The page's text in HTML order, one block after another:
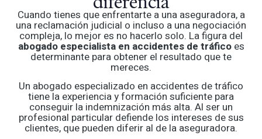
Cuando tienes que enfrentarte a una aseguradora, a
una reclamación judicial o incluso a una negociación
compleja, lo mejor es no hacerlo solo. La figura del
abogado especialista en accidentes de tráficoes
determinante para obtener el resultado que te
mereces.
Un abogado especializado en accidentes de tráfico
tiene la experiencia y formación suficiente para
conseguir la indemnización más alta. Al ser un
profesional particular defiende los intereses de sus
clientes, que pueden diferir al de la aseguradora.